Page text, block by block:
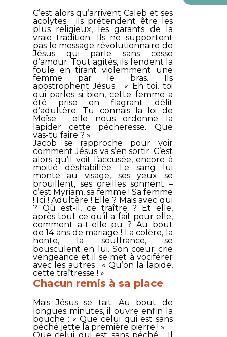
C’est alors qu’arrivent Caleb et ses
acolytes : ils prétendent être les
plus religieux, les garants de la
vraie tradition. Ils ne supportent
pas le message révolutionnaire de
Jésus qui parle sans cesse
d’amour. Tout agités, ils fendent la
foule en tirant violemment une
femme par le bras. Ils
apostrophent Jésus : « Eh toi, toi
qui parles si bien, cette femme a
été prise en flagrant délit
d’adultère. Tu connais la loi de
Moïse ; elle nous ordonne la
lapider cette pécheresse. Que
vas-tu faire ? »
Jacob se rapproche pour voir
comment Jésus va s’en sortir. C’est
alors qu’il voit l’accusée, encore à
moitié déshabillée. Le sang lui
monte au visage, ses yeux se
brouillent, ses oreilles sonnent –
c’est Myriam, sa femme ! Sa femme
! Ici ! Adultère ! Elle ? Mais avec qui
? Où est-il, ce traître ? Et elle,
après tout ce qu’il a fait pour elle,
comment a-t-elle pu ? Au bout
de 14 ans de mariage ! La colère, la
honte, la souffrance, se
bousculent en lui. Son cœur crie
vengeance et il se met à vociférer
avec les autres : « Qu’on la lapide,
cette traîtresse ! »
Chacun remis à sa place
Mais Jésus se tait. Au bout de
longues minutes, il ouvre enfin la
bouche : «Que celui qui est sans
péché jette la première pierre ! »